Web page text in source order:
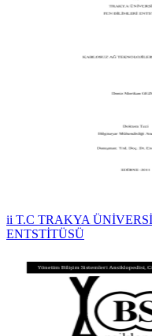
ii T.C TRAKYA
ENTSTİTÜSÜ